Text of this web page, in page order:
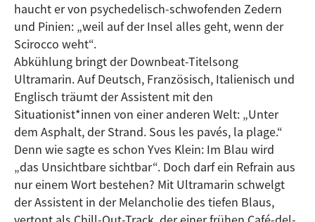
haucht er von psychedelisch-schwofenden Zedern
und Pinien: „weil auf der Insel alles geht, wenn der
Scirocco weht“.
Abkühlung bringt der Downbeat-Titelsong
Ultramarin. Auf Deutsch, Französisch, Italienisch und
Englisch träumt der Assistent mit den
Situationist*innen von einer anderen Welt: „Unter
dem Asphalt, der Strand. Sous les pavés, la plage.“
Denn wie sagte es schon Yves Klein: Im Blau wird
„das Unsichtbare sichtbar“. Doch darf ein Refrain aus
nur einem Wort bestehen? Mit Ultramarin schwelgt
der Assistent in der Melancholie des tiefen Blaus,